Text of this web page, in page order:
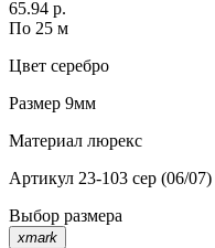
65.94 р.
По 25 м
Цвет серебро
Размер 9мм
Материал люрекс
Артикул 23-103 сер (06/07)
Выбор размера
xmark